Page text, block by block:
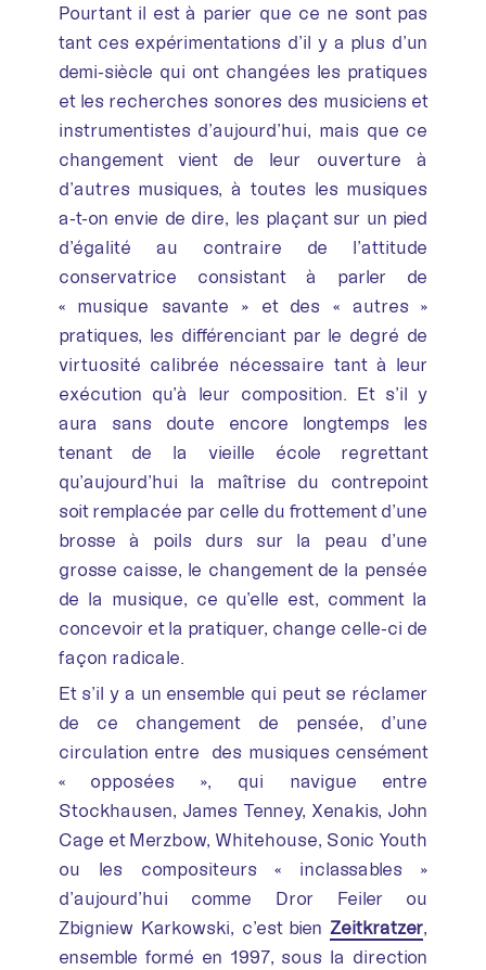
Pourtant il est à parier que ce ne sont pas
tant ces expérimentations d’il y a plus d’un
demi-siècle qui ont changées les pratiques
et les recherches sonores des musiciens et
instrumentistes d’aujourd’hui, mais que ce
changement vient de leur ouverture à
d’autres musiques, à toutes les musiques
a-t-on envie de dire, les plaçant sur un pied
d’égalité au contraire de l’attitude
conservatrice consistant à parler de
« musique savante » et des « autres »
pratiques, les différenciant par le degré de
virtuosité calibrée nécessaire tant à leur
exécution qu’à leur composition. Et s’il y
aura sans doute encore longtemps les
tenant de la vieille école regrettant
qu’aujourd’hui la maîtrise du contrepoint
soit remplacée par celle du frottement d’une
brosse à poils durs sur la peau d’une
grosse caisse, le changement de la pensée
de la musique, ce qu’elle est, comment la
concevoir et la pratiquer, change celle-ci de
façon radicale.
Et s’il y a un ensemble qui peut se réclamer
de ce changement de pensée, d’une
circulation entre des musiques censément
« opposées », qui navigue entre
Stockhausen, James Tenney, Xenakis, John
Cage et Merzbow, Whitehouse, Sonic Youth
ou les compositeurs « inclassables »
d’aujourd’hui comme Dror Feiler ou
Zbigniew Karkowski, c’est bienZeitkratzer,
ensemble formé en 1997, sous la direction